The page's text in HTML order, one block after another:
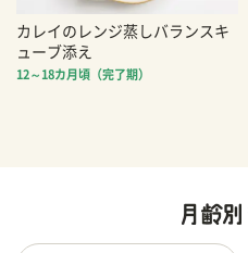
カレイのレンジ蒸しバランスキ
ューブ添え
12～18カ月頃（完了期）